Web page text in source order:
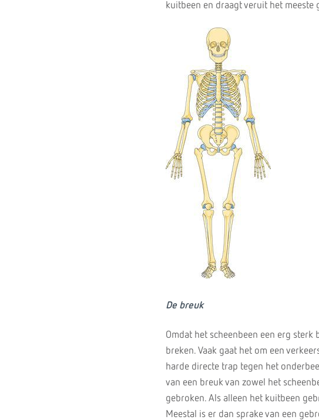
kuitbeen en draagt veruit het meeste
De breuk
Omdat het scheenbeen een erg
breken. Vaak gaat het om een
harde directe trap tegen het
van een breuk van zowel het
gebroken. Als alleen het kuitbeen
Meestal is er dan sprake van een